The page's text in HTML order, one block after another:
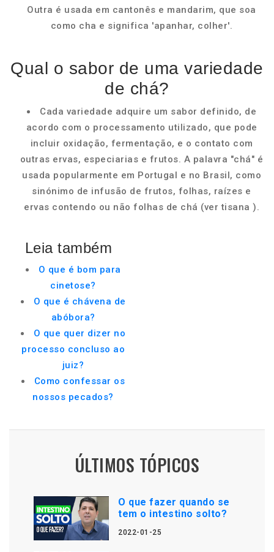
Outra é usada em cantonês e mandarim, que soa
como cha e significa 'apanhar, colher'.
Qual o sabor de uma variedade
de chá?
Cada variedade adquire um sabor definido, de
acordo com o processamento utilizado, que pode
incluir oxidação, fermentação, e o contato com
outras ervas, especiarias e frutos. A palavra "chá" é
usada popularmente em Portugal e no Brasil, como
sinónimo de infusão de frutos, folhas, raízes e
ervas contendo ou não folhas de chá (ver tisana ).
Leia também
O que é bom para
cinetose?
O que é chávena de
abóbora?
O que quer dizer no
processo concluso ao
juiz?
Como confessar os
nossos pecados?
ÚLTIMOS TÓPICOS
O que fazer quando se
tem o intestino solto?
2022-01-25